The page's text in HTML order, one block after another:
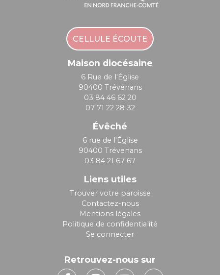
CELLULE ÉCOUTE
Maison diocésaine
6 Rue de l'Église
90400 Trévénans
03 84 46 62 20
07 71 22 28 32
Évêché
6 rue de l'Église
90400 Trévenans
03 84 21 67 67
Liens utiles
Trouver votre paroisse
Contactez-nous
Mentions légales
Politique de confidentialité
Se connecter
Retrouvez-nous sur